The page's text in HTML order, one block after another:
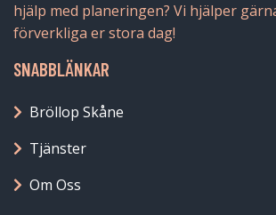
hjälp med planeringen? Vi hjälper
förverkliga er stora dag!
SNABBLÄNKAR
Bröllop Skåne
Tjänster
Om Oss